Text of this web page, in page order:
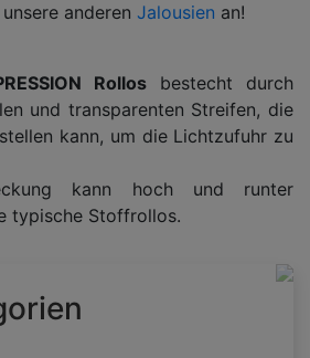
anderen Jalousien an!
Rollos bestecht durch
und transparenten Streifen, die
kann, um die Lichtzufuhr zu
kann hoch und runter
typische Stoffrollos.